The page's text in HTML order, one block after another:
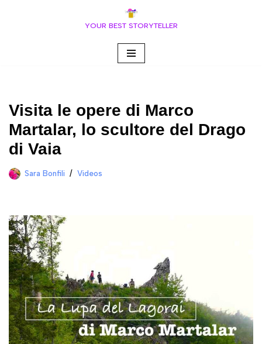
YOUR BEST STORYTELLER
Visita le opere di Marco
Martalar, lo scultore del Drago
di Vaia
Sara Bonfili Videos